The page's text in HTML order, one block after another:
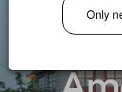
Only